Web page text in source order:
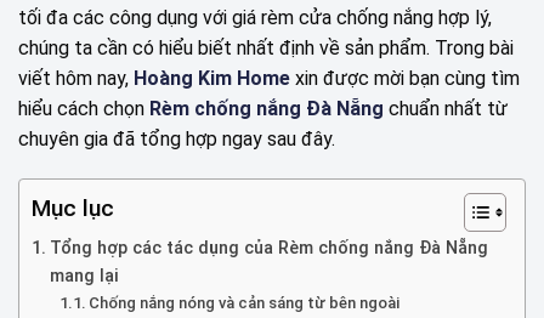
tối đa các công dụng với giá rèm cửa chống nắng hợp lý,
chúng ta cần có hiểu biết nhất định về sản phẩm. Trong bài
viết hôm nay, Hoàng Kim Home xin được mời bạn cùng tìm
hiểu cách chọn Rèm chống nắng Đà Nẵng chuẩn nhất từ
chuyên gia đã tổng hợp ngay sau đây.
Mục lục
Tổng hợp các tác dụng của Rèm chống nắng Đà Nẵng
mang lại
Chống nắng nóng và cản sáng từ bên ngoài